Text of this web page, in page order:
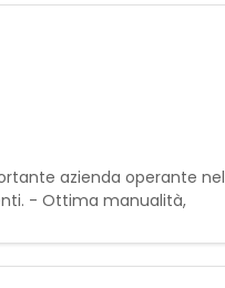
azienda operante nel
- Ottima manualità,